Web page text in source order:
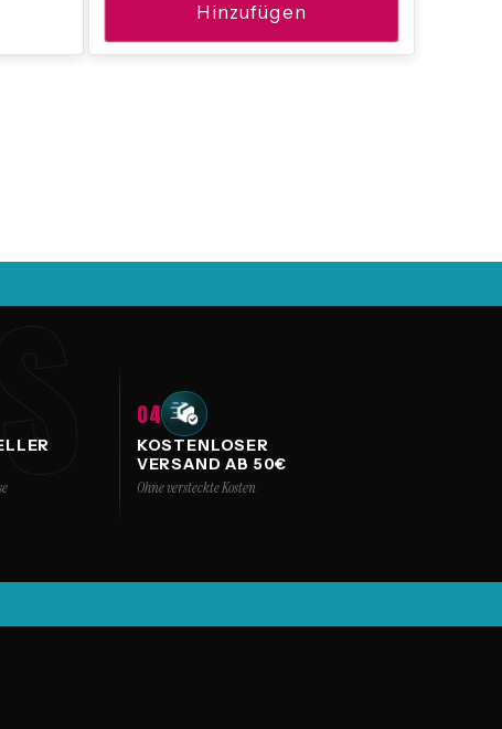
Hinzufügen
04
KOSTENLOSER
VERSAND AB 50€
Ohne versteckte Kosten